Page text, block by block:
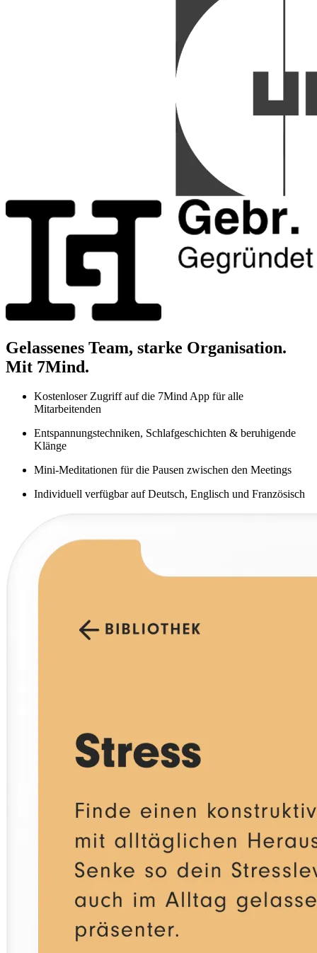
Gelassenes Team, starke Organisation.
Mit 7Mind.
Kostenloser Zugriff auf die 7Mind App für alle
Mitarbeitenden
Entspannungstechniken, Schlafgeschichten & beruhigende
Klänge
Mini-Meditationen für die Pausen zwischen den Meetings
Individuell verfügbar auf Deutsch, Englisch und Französisch